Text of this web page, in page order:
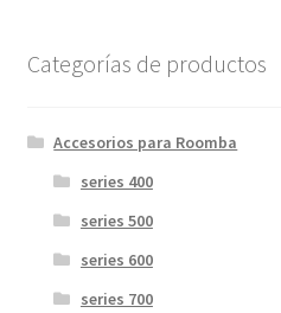
Categorías de productos
Accesorios para Roomba
series 400
series 500
series 600
series 700